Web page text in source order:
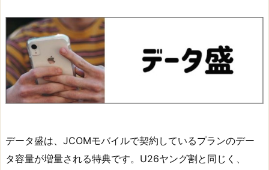
データ盛は、JCOMモバイルで契約しているプランのデー
タ容量が増量される特典です。U26ヤング割と同じく、